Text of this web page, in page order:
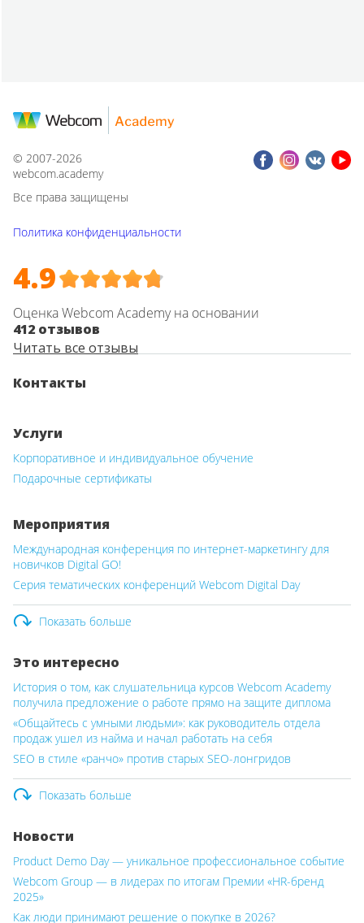
Контакты
© 2007-2026
webcom.academy
Все права защищены
Политика конфиденциальности
4.9
Оценка Webcom Academy на основании
412 отзывов
Читать все отзывы
Услуги
Корпоративное и индивидуальное обучение
Подарочные сертификаты
Мероприятия
Международная конференция по интернет-маркетингу для
новичков Digital GO!
Серия тематических конференций Webcom Digital Day
Показать больше
Это интересно
История о том, как слушательница курсов Webcom Academy
получила предложение о работе прямо на защите диплома
«Общайтесь с умными людьми»: как руководитель отдела
продаж ушел из найма и начал работать на себя
SEO в стиле «ранчо» против старых SEO-лонгридов
Показать больше
Новости
Product Demo Day — уникальное профессиональное событие
Webcom Group — в лидерах по итогам Премии «HR-бренд
2025»
Как люди принимают решение о покупке в 2026?